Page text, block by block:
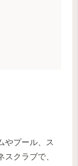
やプール、ス
クラブで、